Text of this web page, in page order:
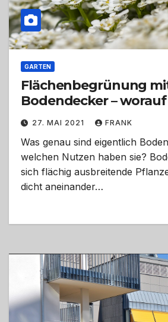
GARTEN
Flächenbegrünung
Bodendecker –
27. MAI 2021 FRANK
Was genau sind eigentlich
welchen Nutzen haben sie?
sich flächig ausbreitende
dicht aneinander…